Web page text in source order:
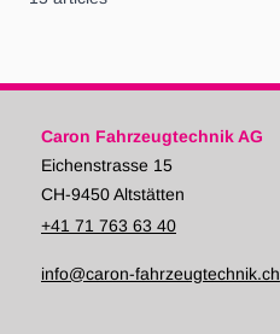
Caron Fahrzeugtechnik AG
Eichenstrasse 15
CH-9450 Altstätten
+41 71 763 63 40
info@caron-fahrzeugtechnik.ch